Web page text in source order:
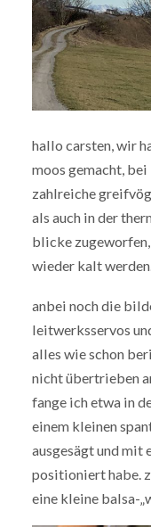
hallo carsten, wir
moos gemacht, bei
zahlreiche
als auch in der
blicke
wieder kalt
anbei noch die
leitwerksservos
alles wie schon
nicht übertrieben
fange ich etwa in
einem kleinen
ausgesägt und mit
positioniert habe.
eine kleine balsa-